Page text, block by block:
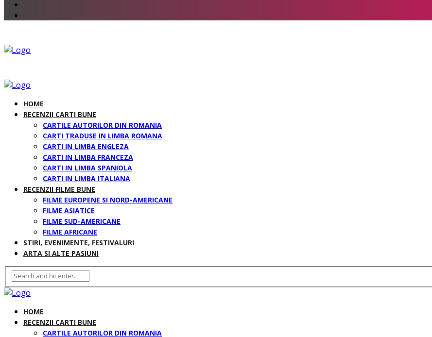
HOME
RECENZII CARTI BUNE
CARTILE AUTORILOR DIN ROMANIA
CARTI TRADUSE IN LIMBA ROMANA
CARTI IN LIMBA ENGLEZA
CARTI IN LIMBA FRANCEZA
CARTI IN LIMBA SPANIOLA
CARTI IN LIMBA ITALIANA
RECENZII FILME BUNE
FILME EUROPENE SI NORD-AMERICANE
FILME ASIATICE
FILME SUD-AMERICANE
FILME AFRICANE
STIRI, EVENIMENTE, FESTIVALURI
ARTA SI ALTE PASIUNI
HOME
RECENZII CARTI BUNE
CARTILE AUTORILOR DIN ROMANIA